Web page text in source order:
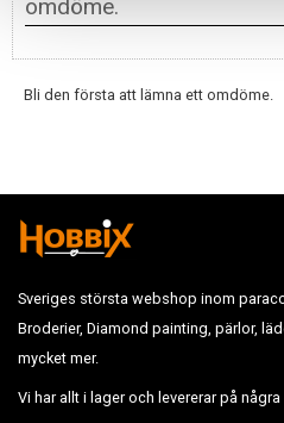
Bli den första att lämna ett omdöme.
Sveriges största webshop inom
Broderier, Diamond painting, pärlor,
mycket mer.
Vi har allt i lager och levererar på några